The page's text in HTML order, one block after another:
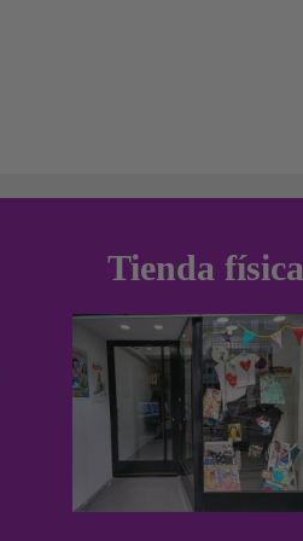
Tienda física